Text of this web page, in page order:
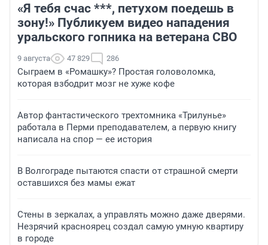
«Я тебя счас ***, петухом поедешь в
зону!» Публикуем видео нападения
уральского гопника на ветерана СВО
9 августа 47 829 286
Сыграем в «Ромашку»? Простая головоломка,
которая взбодрит мозг не хуже кофе
Автор фантастического трехтомника «Трилунье»
работала в Перми преподавателем, а первую книгу
написала на спор — ее история
В Волгограде пытаются спасти от страшной смерти
оставшихся без мамы ежат
Стены в зеркалах, а управлять можно даже дверями.
Незрячий красноярец создал самую умную квартиру
в городе